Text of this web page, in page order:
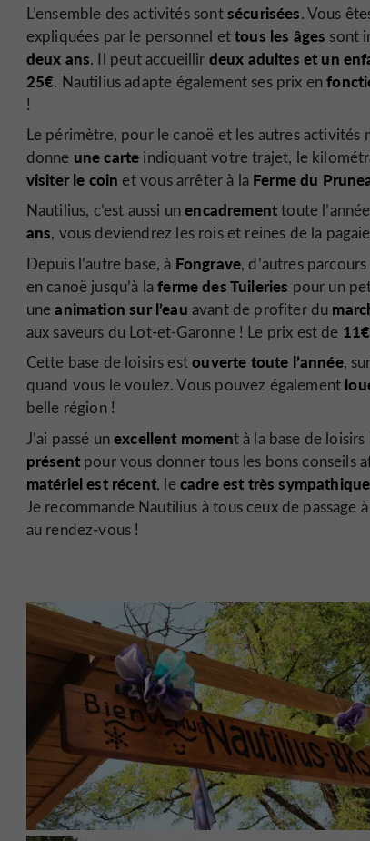
L’ensemble des activités sontsécurisées. Vous
expliquées par le personnel ettous les âges sont
deux ans. Il peut accueillir deux adultes et un
25€. Nautilius adapte également ses prix en
!
Le périmètre, pour le canoë et les autres activités
donne une carte indiquant votre trajet, le
visiter le coin et vous arrêter à la Ferme du
Nautilius, c’est aussi unencadrementtoute
ans, vous deviendrez les rois et reines de la
Depuis l’autre base, à Fongrave, d’autres
en canoë jusqu’à laferme des Tuileries pour un
uneanimation sur l’eau avant de profiter du
aux saveurs du Lot-et-Garonne ! Le prix est de
Cette base de loisirs estouverte toute l’année,
quand vous le voulez. Vous pouvez également
belle région !
J’ai passé unexcellent moment à la base de
présentpour vous donner tous les bons conseils
matériel est récent, lecadre est très sympathique
Je recommande Nautilius à tous ceux de
au rendez-vous !